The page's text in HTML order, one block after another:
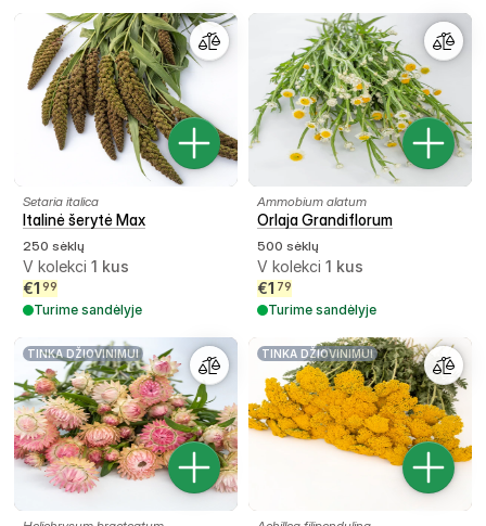
Setaria italica
Italinė šerytė Max
250 sėklų
V kolekci 1 kus
€1 99
Turime sandėlyje
Ammobium alatum
Orlaja Grandiflorum
500 sėklų
V kolekci 1 kus
€1 79
Turime sandėlyje
TINKA DŽIOVINIMUI TINKA DŽIOVINIMUI